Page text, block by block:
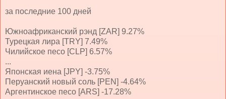
за последние 100 дней
Южноафриканский рэнд [ZAR] 9.27%
Турецкая лира [TRY] 7.49%
Чилийское песо [CLP] 6.57%
...
Японская иена [JPY] -3.75%
Перуанский новый соль [PEN] -4.64%
Аргентинское песо [ARS] -17.28%